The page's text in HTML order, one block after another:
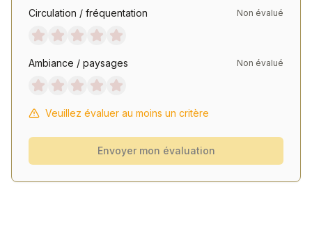
Circulation / fréquentation Non évalué
Ambiance / paysages Non évalué
Veuillez évaluer au moins un critère
Envoyer mon évaluation